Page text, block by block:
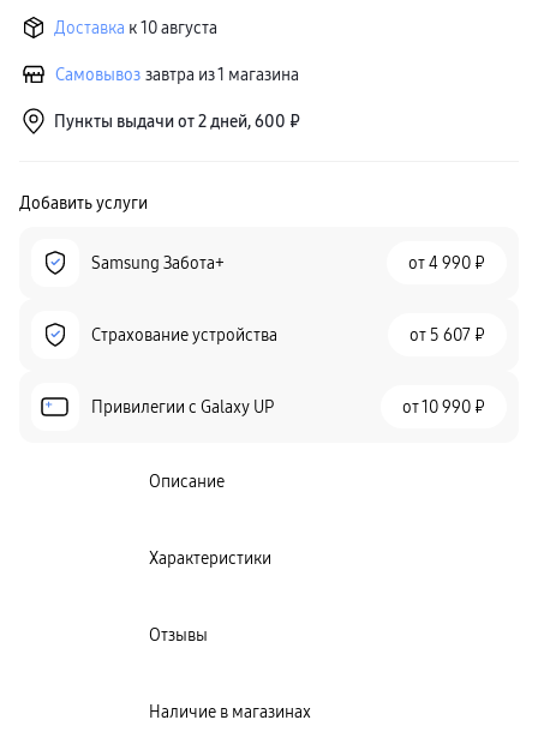
Доставка к 10 августа
Самовывоз завтра из 1 магазина
Пункты выдачи от 2 дней, 600 ₽
Добавить услуги
Samsung Забота+ от4 990 ₽
Страхование устройства от 5 607 ₽
Привилегии c Galaxy UP от10 990 ₽
Описание
Характеристики
Отзывы
Наличие в магазинах